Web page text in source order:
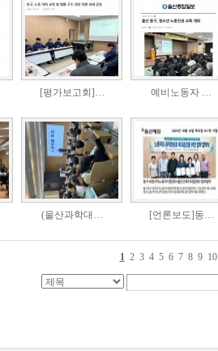
[평가보고회]… 예비노동자 …
(울산과학대… [언론보도]동…
1 2 3 4 5 6 7 8 9 10